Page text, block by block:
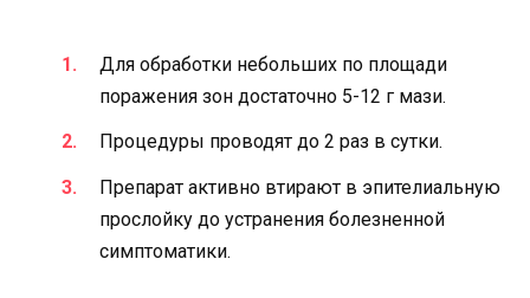
Для обработки небольших по площади
поражения зон достаточно 5-12 г мази.
Процедуры проводят до 2 раз в сутки.
Препарат активно втирают в эпителиальную
прослойку до устранения болезненной
симптоматики.